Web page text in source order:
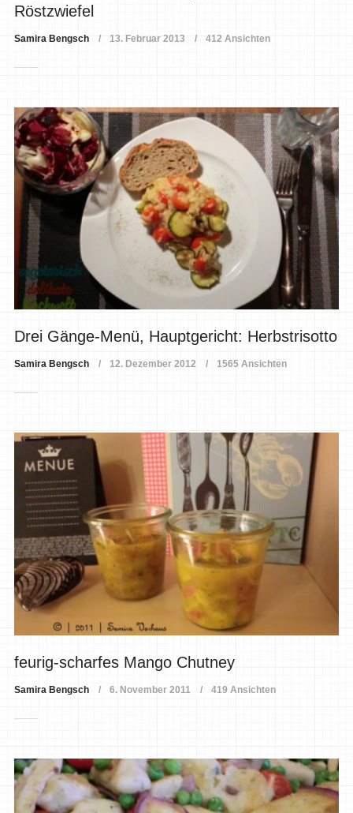
Röstzwiefel
Samira Bengsch 13. Februar 2013 412 Ansichten
Drei Gänge-Menü, Hauptgericht: Herbstrisotto
Samira Bengsch 12. Dezember 2012 1565 Ansichten
feurig-scharfes Mango Chutney
Samira Bengsch 6. November 2011 419 Ansichten